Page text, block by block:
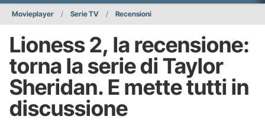
Movieplayer Serie TV Recensioni
Lioness 2, la recensione:
torna la serie di Taylor
Sheridan. E mette tutti in
discussione